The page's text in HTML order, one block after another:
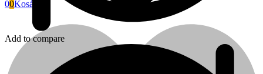
Fini Betta
00Kosár
Add to compare